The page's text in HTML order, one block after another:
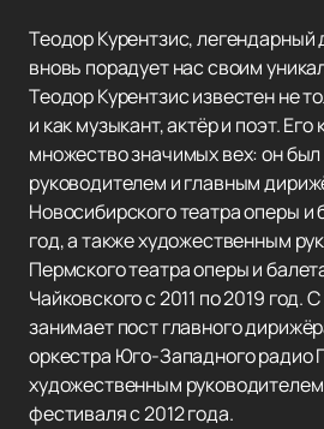
Теодор Курентзис, легендарный
вновь порадует нас своим
Теодор Курентзис известен не
и как музыкант, актёр и поэт.
множество значимых вех: он
руководителем и главным
Новосибирского театра оперы и
год, а также художественным
Пермского театра оперы и
Чайковского с 2011 по 2019 год.
занимает пост главного
оркестра Юго-Западного радио
художественным
фестиваля с 2012 года.